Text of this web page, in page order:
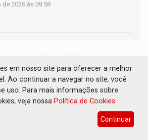
de 2026 às 09:58
em nosso site para oferecer a melhor
Ao continuar a navegar no site, você
uso. Para mais informações sobre
veja nossa Política de Cookies
Continuar